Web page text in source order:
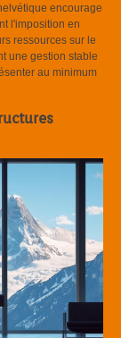
encourage
l'imposition en
ressources sur le
une gestion stable
au minimum